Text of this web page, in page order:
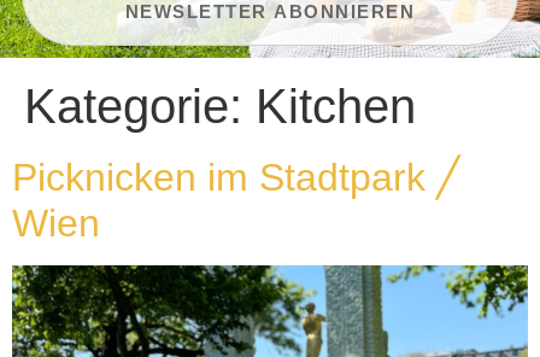
Kategorie: Kitchen
Picknicken im Stadtpark ╱
Wien